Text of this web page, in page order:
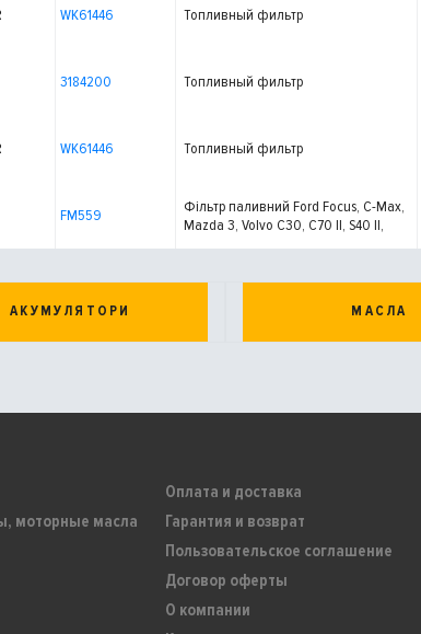
WK61446 Топливный фильтр
3184200 Топливный фильтр
WK61446 Топливный фильтр
FM559
Фільтр паливний Ford Focus, C-Max,
Mazda 3, Volvo C30, C70 II, S40 II,
АКУМУЛЯТОРИ МАСЛА
моторные масла
Оплата и доставка
Гарантия и возврат
Пользовательское соглашение
Договор оферты
О компании